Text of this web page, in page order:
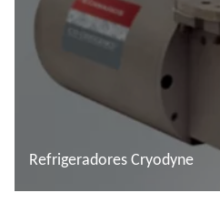
Refrigeradores Cryodyne